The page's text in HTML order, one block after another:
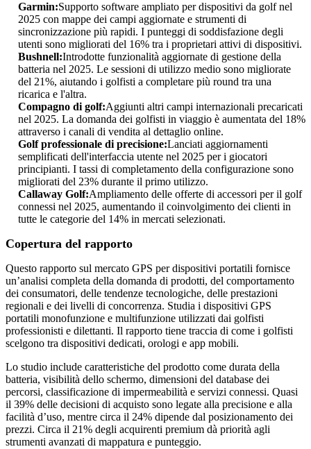
Garmin:Supporto software ampliato per dispositivi da golf nel
2025 con mappe dei campi aggiornate e strumenti di
sincronizzazione più rapidi. I punteggi di soddisfazione degli
utenti sono migliorati del 16% tra i proprietari attivi di dispositivi.
Bushnell:Introdotte funzionalità aggiornate di gestione della
batteria nel 2025. Le sessioni di utilizzo medio sono migliorate
del 21%, aiutando i golfisti a completare più round tra una
ricarica e l'altra.
Compagno di golf:Aggiunti altri campi internazionali precaricati
nel 2025. La domanda dei golfisti in viaggio è aumentata del 18%
attraverso i canali di vendita al dettaglio online.
Golf professionale di precisione:Lanciati aggiornamenti
semplificati dell'interfaccia utente nel 2025 per i giocatori
principianti. I tassi di completamento della configurazione sono
migliorati del 23% durante il primo utilizzo.
Callaway Golf:Ampliamento delle offerte di accessori per il golf
connessi nel 2025, aumentando il coinvolgimento dei clienti in
tutte le categorie del 14% in mercati selezionati.
Copertura del rapporto
Questo rapporto sul mercato GPS per dispositivi portatili fornisce
un’analisi completa della domanda di prodotti, del comportamento
dei consumatori, delle tendenze tecnologiche, delle prestazioni
regionali e dei livelli di concorrenza. Studia i dispositivi GPS
portatili monofunzione e multifunzione utilizzati dai golfisti
professionisti e dilettanti. Il rapporto tiene traccia di come i golfisti
scelgono tra dispositivi dedicati, orologi e app mobili.
Lo studio include caratteristiche del prodotto come durata della
batteria, visibilità dello schermo, dimensioni del database dei
percorsi, classificazione di impermeabilità e servizi connessi. Quasi
il 39% delle decisioni di acquisto sono legate alla precisione e alla
facilità d’uso, mentre circa il 24% dipende dal posizionamento dei
prezzi. Circa il 21% degli acquirenti premium dà priorità agli
strumenti avanzati di mappatura e punteggio.